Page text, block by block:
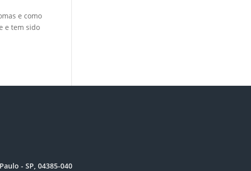
e como
e tem sido
- SP, 04385-040